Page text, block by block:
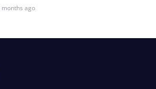
months ago